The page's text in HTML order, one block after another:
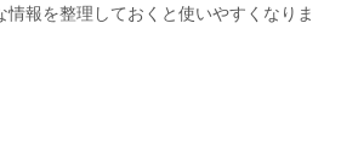
情報を整理しておくと使いやすくなりま